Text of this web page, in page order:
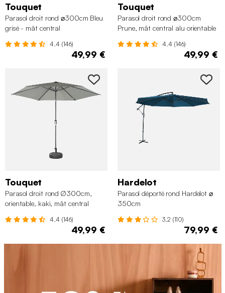
Touquet
Parasol droit rond ⌀300cm Bleu
grisé - mât central
4.4 (146)
49,99 €
Touquet
Parasol droit rond ⌀300cm
Prune, mât central alu orientable
4.4 (146)
49,99 €
Touquet
Parasol droit rond Ø300cm,
orientable, kaki, mât central
4.4 (146)
49,99 €
Hardelot
Parasol déporté rond Hardelot ⌀
350cm
3.2 (110)
79,99 €